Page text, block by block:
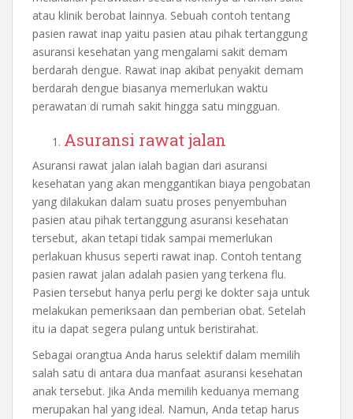
atau klinik berobat lainnya. Sebuah contoh tentang
pasien rawat inap yaitu pasien atau pihak tertanggung
asuransi kesehatan yang mengalami sakit demam
berdarah dengue. Rawat inap akibat penyakit demam
berdarah dengue biasanya memerlukan waktu
perawatan di rumah sakit hingga satu mingguan.
Asuransi rawat jalan
Asuransi rawat jalan ialah bagian dari asuransi
kesehatan yang akan menggantikan biaya pengobatan
yang dilakukan dalam suatu proses penyembuhan
pasien atau pihak tertanggung asuransi kesehatan
tersebut, akan tetapi tidak sampai memerlukan
perlakuan khusus seperti rawat inap. Contoh tentang
pasien rawat jalan adalah pasien yang terkena flu.
Pasien tersebut hanya perlu pergi ke dokter saja untuk
melakukan pemeriksaan dan pemberian obat. Setelah
itu ia dapat segera pulang untuk beristirahat.
Sebagai orangtua Anda harus selektif dalam memilih
salah satu di antara dua manfaat asuransi kesehatan
anak tersebut. Jika Anda memilih keduanya memang
merupakan hal yang ideal. Namun, Anda tetap harus